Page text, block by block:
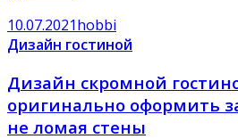
10.07.2021hobbi
Дизайн гостиной
Дизайн скромной
оригинально оформить
не ломая стены